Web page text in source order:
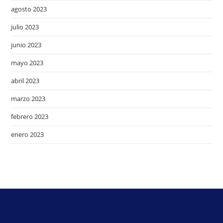
agosto 2023
julio 2023
junio 2023
mayo 2023
abril 2023
marzo 2023
febrero 2023
enero 2023